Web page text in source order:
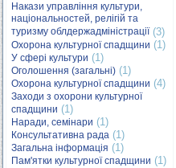
Накази управління культури,
національностей, релігій та
туризму облдержадміністрації(3)
Охорона культурної спадщини (1)
У сфері культури (1)
Оголошення (загальні) (1)
Охорона культурної спадщини (4)
Заходи з охорони культурної
спадщини (1)
Наради, семінари (1)
Консультативна рада (1)
Загальна інформація (1)
Пам'ятки культурної спадщини (1)